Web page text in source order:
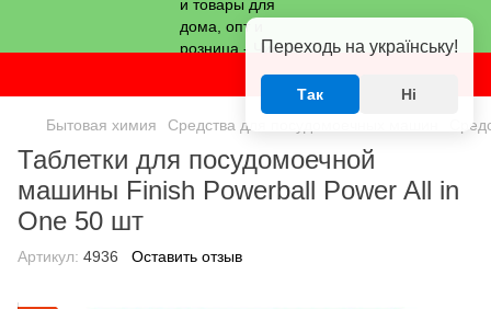
Бытовая химия Средства для посудомоечных машин
Таблетки для посудомоечной
машины Finish Powerball Power All in
One 50 шт
Артикул: 4936 Оставить отзыв
Переходь на українську!
Так Ні